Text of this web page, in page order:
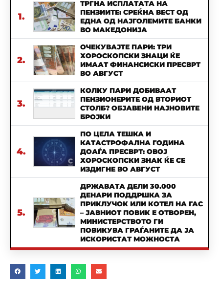
1.
ТРГНА ИСПЛАТАТА НА
ПЕНЗИИТЕ: СРЕЌНА ВЕСТ ОД
ЕДНА ОД НАЈГОЛЕМИТЕ БАНКИ
ВО МАКЕДОНИЈА
2.
ОЧЕКУВАЈТЕ ПАРИ: ТРИ
ХОРОСКОПСКИ ЗНАЦИ ЌЕ
ИМААТ ФИНАНСИСКИ ПРЕСВРТ
ВО АВГУСТ
3.
КОЛКУ ПАРИ ДОБИВААТ
ПЕНЗИОНЕРИТЕ ОД ВТОРИОТ
СТОЛБ? ОБЈАВЕНИ НАЈНОВИТЕ
БРОЈКИ
4.
ПО ЦЕЛА ТЕШКА И
КАТАСТРОФАЛНА ГОДИНА
ДОАЃА ПРЕСВРТ: ОВОЈ
ХОРОСКОПСКИ ЗНАК ЌЕ СЕ
ИЗДИГНЕ ВО АВГУСТ
5.
ДРЖАВАТА ДЕЛИ 30.000
ДЕНАРИ ПОДДРШКА ЗА
ПРИКЛУЧОК ИЛИ КОТЕЛ НА ГАС
– ЈАВНИОТ ПОВИК Е ОТВОРЕН,
МИНИСТЕРСТВОТО ГИ
ПОВИКУВА ГРАЃАНИТЕ ДА ЈА
ИСКОРИСТАТ МОЖНОСТА